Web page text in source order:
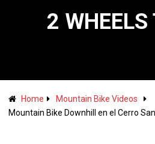
2 WHEELS
Home
Mountain Bike Videos
Mountain Bike Downhill en el Cerro